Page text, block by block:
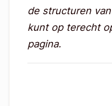
de structuren
kunt op terecht
pagina.